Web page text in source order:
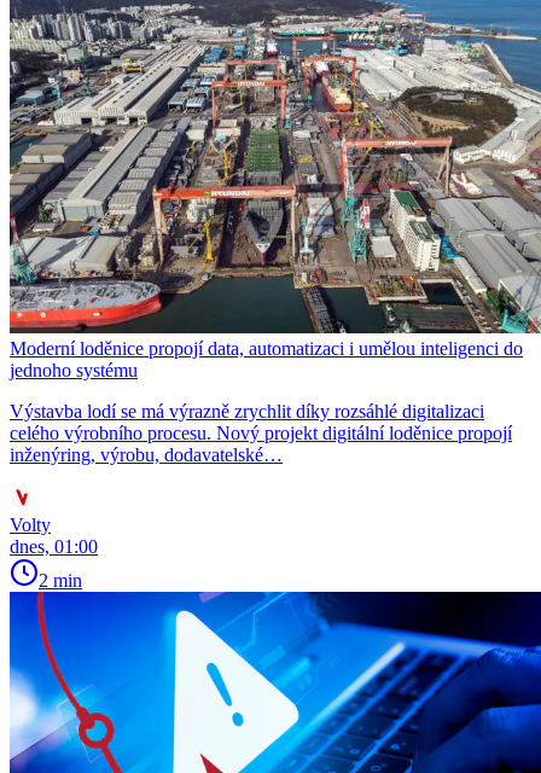
Moderní loděnice propojí data, automatizaci i umělou inteligenci do
jednoho systému
Výstavba lodí se má výrazně zrychlit díky rozsáhlé digitalizaci
celého výrobního procesu. Nový projekt digitální loděnice propojí
inženýring, výrobu, dodavatelské…
Volty
dnes, 01:00
2 min